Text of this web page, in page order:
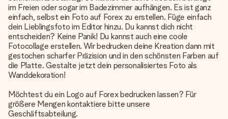
im Freien oder sogar im Badezimmer aufhängen. Es ist ganz
einfach, selbst ein Foto auf Forex zu erstellen. Füge einfach
dein Lieblingsfoto im Editor hinzu. Du kannst dich nicht
entscheiden? Keine Panik! Du kannst auch eine coole
Fotocollage erstellen. Wir bedrucken deine Kreation dann mit
gestochen scharfer Präzision und in den schönsten Farben auf
die Platte. Gestalte jetzt dein personalisiertes Foto als
Wanddekoration!
Möchtest du ein Logo auf Forex bedrucken lassen? Für
größere Mengen kontaktiere bitte unsere
Geschäftsabteilung.